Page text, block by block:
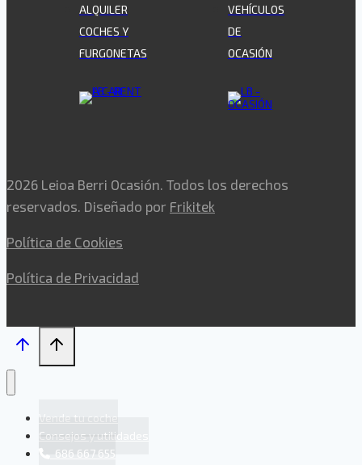
ALQUILER
COCHES Y
FURGONETAS
VEHÍCULOS
DE
OCASIÓN
2026 Leioa Berri Ocasión. Todos los derechos
reservados. Diseñado por Frikitek
Política de Cookies
Política de Privacidad
Vende tu coche
Consejos y utilidades
686 667 655